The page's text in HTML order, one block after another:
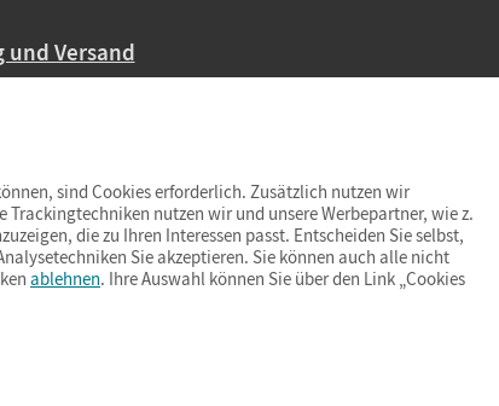
und Versand
Bestellwert liefern wir versandkostenfrei
in 3–6 Tagen).
sind Cookies erforderlich. Zusätzlich nutzen wir
nutzen wir und unsere Werbepartner, wie z.
die zu Ihren Interessen passt. Entscheiden Sie selbst,
Sie akzeptieren. Sie können auch alle nicht
ablehnen. Ihre Auswahl können Sie über den Link „Cookies